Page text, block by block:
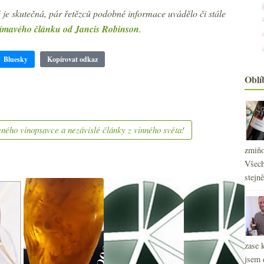
skutečná, pár řetězců podobné informace uvádělo či stále
článku od Jancis Robinson.
Bluesky Kopírovat odkaz
vínopsavce a nezávislé články z vinného světa!
zase
jsem